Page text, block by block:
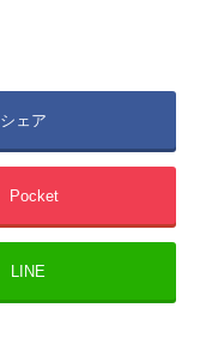
シェア
Pocket
LINE